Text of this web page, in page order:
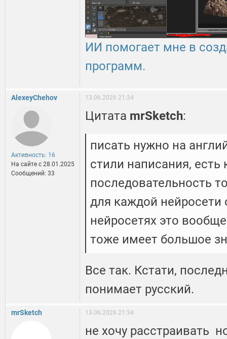
ИИ помогает мне в
программ.
AlexeyChehov
Активность: 16
На сайте c 28.01.2025
Сообщений: 33
13.06.2026 21:34
Цитата mrSketch:
писать нужно на
стили написания,
последовательность
для каждой нейросети
нейросетях это
тоже имеет большое
Все так. Кстати,
понимает русский.
mrSketch 13.06.2026 21:34
не хочу расстраивать